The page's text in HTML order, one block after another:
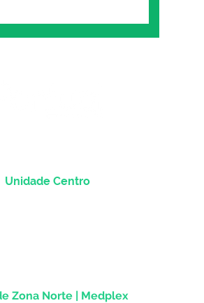
Unidade Centro
Zona Norte | Medplex